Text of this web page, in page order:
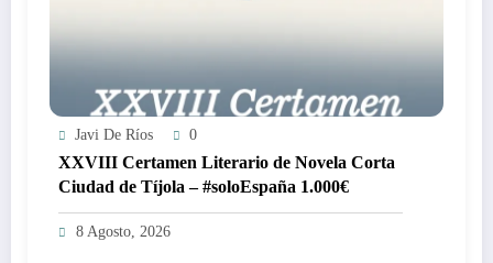
Javi De Ríos 0
XXVIII Certamen Literario de Novela Corta
Ciudad de Tíjola – #soloEspaña 1.000€
8 Agosto, 2026